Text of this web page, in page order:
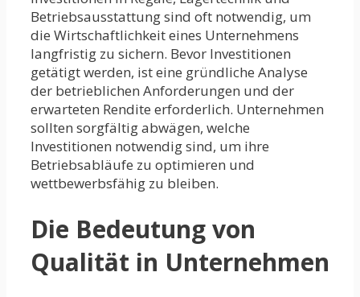
Betriebsausstattung sind oft notwendig, um
die Wirtschaftlichkeit eines Unternehmens
langfristig zu sichern. Bevor Investitionen
getätigt werden, ist eine gründliche Analyse
der betrieblichen Anforderungen und der
erwarteten Rendite erforderlich. Unternehmen
sollten sorgfältig abwägen, welche
Investitionen notwendig sind, um ihre
Betriebsabläufe zu optimieren und
wettbewerbsfähig zu bleiben.
Die Bedeutung von
Qualität in Unternehmen